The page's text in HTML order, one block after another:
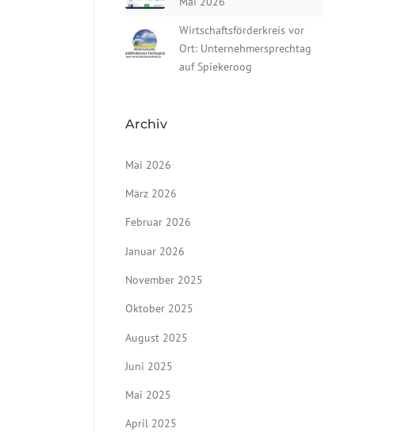
Wirtschaftsförderkreis vor
Ort: Unternehmersprechtag
auf Spiekeroog
Archiv
Mai 2026
März 2026
Februar 2026
Januar 2026
November 2025
Oktober 2025
August 2025
Juni 2025
Mai 2025
April 2025